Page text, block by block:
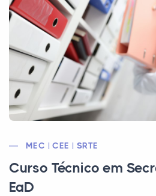
MEC | CEE | SRTE
Curso Técnico em
EaD